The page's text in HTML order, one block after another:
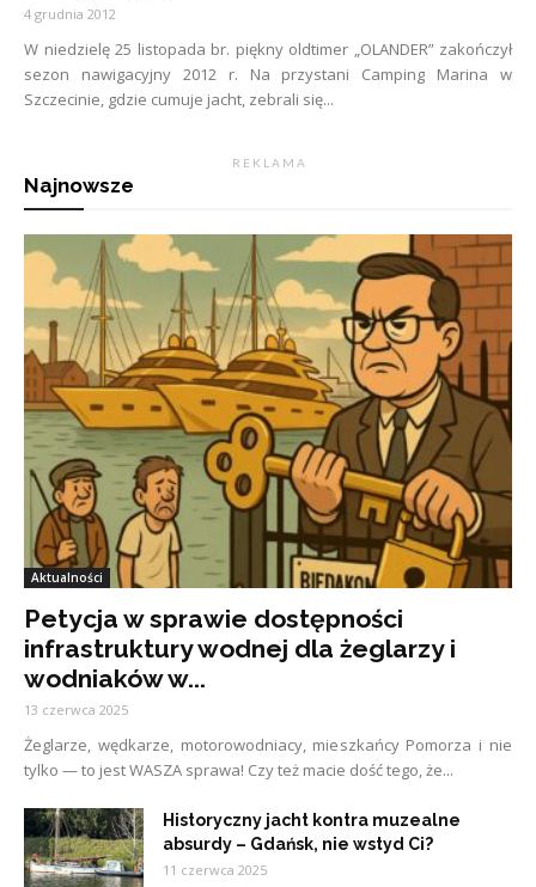
4 grudnia 2012
W niedzielę 25 listopada br. piękny oldtimer „OLANDER” zakończył
sezon nawigacyjny 2012 r. Na przystani Camping Marina w
Szczecinie, gdzie cumuje jacht, zebrali się...
R E K L A M A
Najnowsze
Aktualności
Petycja w sprawie dostępności
infrastruktury wodnej dla żeglarzy i
wodniaków w...
13 czerwca 2025
Żeglarze, wędkarze, motorowodniacy, mieszkańcy Pomorza i nie
tylko — to jest WASZA sprawa! Czy też macie dość tego, że...
Historyczny jacht kontra muzealne
absurdy – Gdańsk, nie wstyd Ci?
11 czerwca 2025